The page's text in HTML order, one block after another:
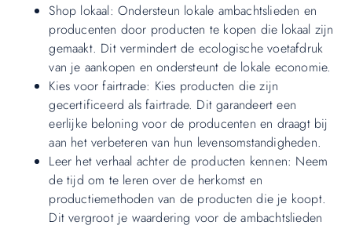
Shop lokaal: Ondersteun lokale ambachtslieden en
producenten door producten te kopen die lokaal zijn
gemaakt. Dit vermindert de ecologische voetafdruk
van je aankopen en ondersteunt de lokale economie.
Kies voor fairtrade: Kies producten die zijn
gecertificeerd als fairtrade. Dit garandeert een
eerlijke beloning voor de producenten en draagt bij
aan het verbeteren van hun levensomstandigheden.
Leer het verhaal achter de producten kennen: Neem
de tijd om te leren over de herkomst en
productiemethoden van de producten die je koopt.
Dit vergroot je waardering voor de ambachtslieden